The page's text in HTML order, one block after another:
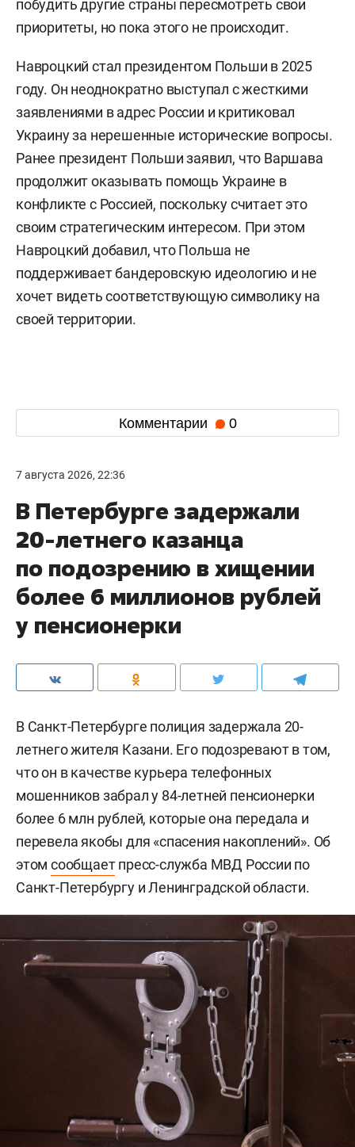
побудить другие страны пересмотреть свои
приоритеты, но пока этого не происходит.
Навроцкий стал президентом Польши в 2025
году. Он неоднократно выступал с жесткими
заявлениями в адрес России и критиковал
Украину за нерешенные исторические вопросы.
Ранее президент Польши заявил, что Варшава
продолжит оказывать помощь Украине в
конфликте с Россией, поскольку считает это
своим стратегическим интересом. При этом
Навроцкий добавил, что Польша не
поддерживает бандеровскую идеологию и не
хочет видеть соответствующую символику на
своей территории.
Комментарии 0
7 августа 2026, 22:36
В Петербурге задержали
20-летнего казанца
по подозрению в хищении
более 6 миллионов рублей
у пенсионерки
В Санкт-Петербурге полиция задержала 20-
летнего жителя Казани. Его подозревают в том,
что он в качестве курьера телефонных
мошенников забрал у 84-летней пенсионерки
более 6 млн рублей, которые она передала и
перевела якобы для «спасения накоплений». Об
этом сообщаетпресс-служба МВД России по
Санкт-Петербургу и Ленинградской области.